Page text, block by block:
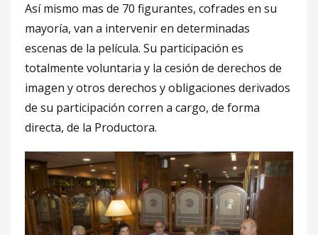
Así mismo mas de 70 figurantes, cofrades en su
mayoría, van a intervenir en determinadas
escenas de la película. Su participación es
totalmente voluntaria y la cesión de derechos de
imagen y otros derechos y obligaciones derivados
de su participación corren a cargo, de forma
directa, de la Productora.